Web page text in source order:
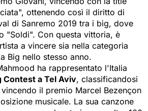
ottenendo così il diritto di
di Sanremo 2019 tra i big, dove
"Soldi". Con questa vittoria, è
a vincere sia nella categoria
Big nello stesso anno.
ha rappresentato l'Italia
Contest a Tel Aviv, classificandosi
il premio Marcel Bezençon
musicale. La sua canzone